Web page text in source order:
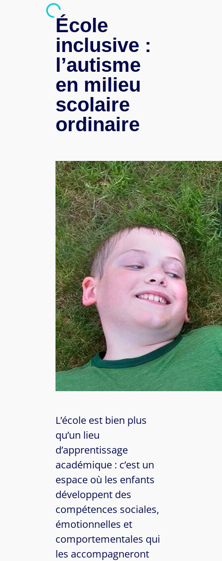
École
inclusive :
l’autisme
en milieu
scolaire
ordinaire
L’école est bien plus
qu’un lieu
d’apprentissage
académique : c’est un
espace où les enfants
développent des
compétences sociales,
émotionnelles et
comportementales qui
les accompagneront